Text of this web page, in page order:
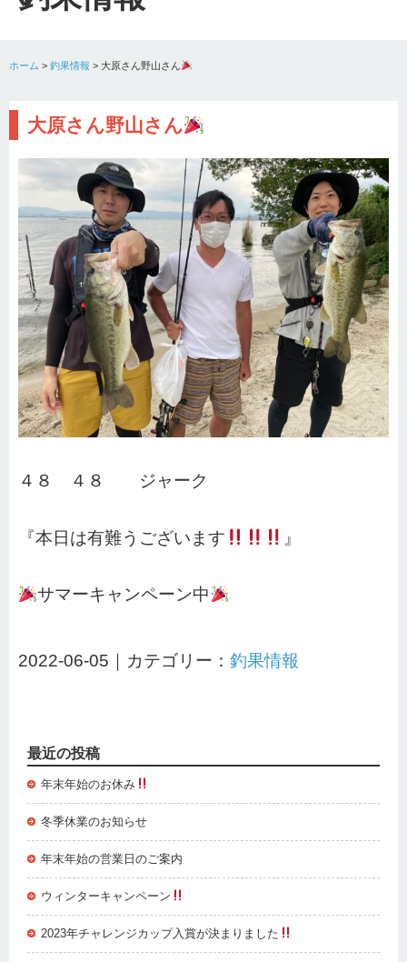
ホーム > 釣果情報 > 大原さん野山さん
大原さん野山さん
４８ ４８ ジャーク
『本日は有難うございます 』
サマーキャンペーン中
2022-06-05｜カテゴリー： 釣果情報
最近の投稿
年末年始のお休み
冬季休業のお知らせ
年末年始の営業日のご案内
ウィンターキャンペーン
2023年チャレンジカップ入賞が決まりました